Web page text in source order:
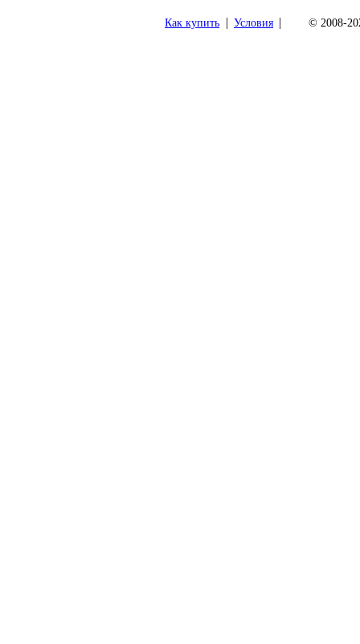
Как купить | Условия | © 2008-